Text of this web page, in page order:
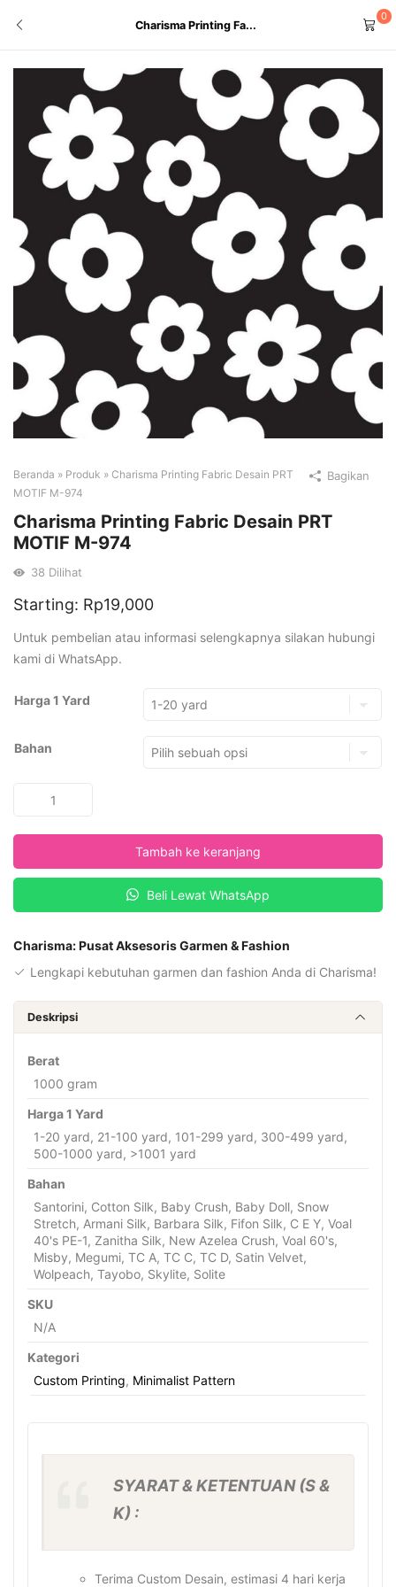
Charisma Printing Fa...
0
Beranda » Produk » Charisma Printing Fabric Desain PRT
MOTIF M-974
Charisma Printing Fabric Desain PRT
MOTIF M-974
38 Dilihat
Starting: Rp19,000
Untuk pembelian atau informasi selengkapnya silakan hubungi
kami di WhatsApp.
Harga 1 Yard
Bahan
Charisma
Printing
Desain
M-
Tambah ke keranjang
Beli Lewat WhatsApp
Charisma: Pusat Aksesoris Garmen & Fashion
Lengkapi kebutuhan garmen dan fashion Anda di Charisma!
Bagikan
Deskripsi
Berat
1000 gram
Harga 1 Yard
1-20 yard, 21-100 yard, 101-299 yard, 300-499 yard,
500-1000 yard, >1001 yard
Bahan
Santorini, Cotton Silk, Baby Crush, Baby Doll, Snow
Stretch, Armani Silk, Barbara Silk, Fifon Silk, C E Y, Voal
40's PE-1, Zanitha Silk, New Azelea Crush, Voal 60's,
Misby, Megumi, TC A, TC C, TC D, Satin Velvet,
Wolpeach, Tayobo, Skylite, Solite
SKU
N/A
Kategori
Custom Printing, Minimalist Pattern
SYARAT & KETENTUAN (S &
K) :
Terima Custom Desain, estimasi 4 hari kerja